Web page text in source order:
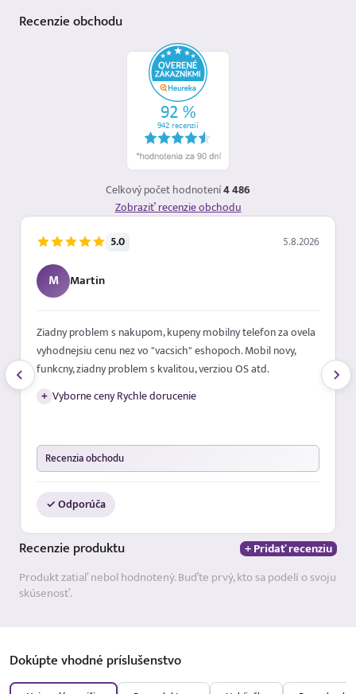
Recenzieobchodu
Celkový počet hodnotení4 486
Zobraziť recenzie obchodu
5.0 5.8.2026
M Martin
Ziadny problem s nakupom, kupeny mobilny telefon za ovela
vyhodnejsiu cenu nez vo "vacsich" eshopoch. Mobil novy,
funkcny, ziadny problem s kvalitou, verziou OS atd.
+ Vyborne ceny Rychle dorucenie
Recenzia obchodu
✓ Odporúča
Recenzie produktu
+ Pridať recenziu
Produkt zatiaľ nebol hodnotený. Buďte prvý, kto sa podelí o svoju
skúsenosť.
Dokúpte vhodné príslušenstvo